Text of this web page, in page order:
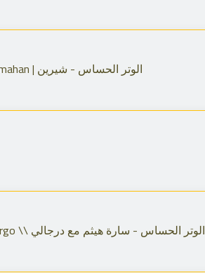
El Watar El Hassas - Sherine | Lyrics Arabic + Latin + Terjemahan | الوتر الحساس - شيرين
El Watar El Hassas - Sarah Haytham From - Talk With Dergo \\ الوتر الحساس - سارة هيثم مع درجالي